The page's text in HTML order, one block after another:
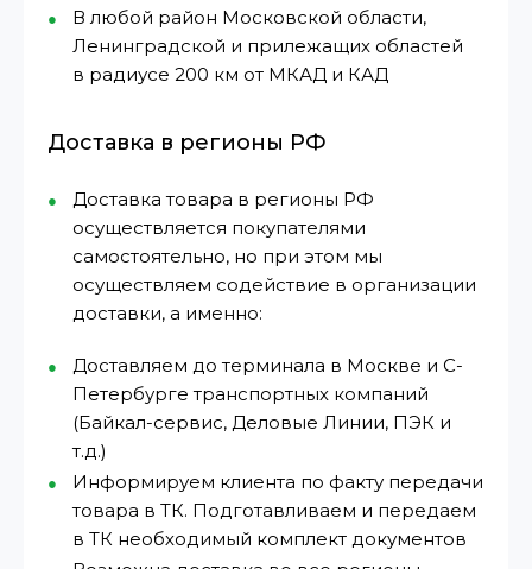
В любой район Московской области,
Ленинградской и прилежащих областей
в радиусе 200 км от МКАД и КАД
Доставка в регионы РФ
Доставка товара в регионы РФ
осуществляется покупателями
самостоятельно, но при этом мы
осуществляем содействие в организации
доставки, а именно:
Доставляем до терминала в Москве и С-
Петербурге транспортных компаний
(Байкал-сервис, Деловые Линии, ПЭК и
т.д.)
Информируем клиента по факту передачи
товара в ТК. Подготавливаем и передаем
в ТК необходимый комплект документов